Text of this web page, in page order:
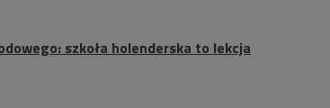
szkoła holenderska to lekcja